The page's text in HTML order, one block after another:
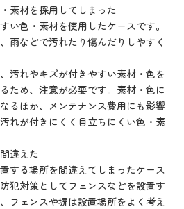
素材を採用してしまった
い色・素材を使用したケースです。
雨などで汚れたり傷んだりしやすく
汚れやキズが付きやすい素材・色を
ため、注意が必要です。素材・色に
るほか、メンテナンス費用にも影響
れが付きにくく目立ちにくい色・素
違えた
する場所を間違えてしまったケース
犯対策としてフェンスなどを設置す
フェンスや塀は設置場所をよく考え